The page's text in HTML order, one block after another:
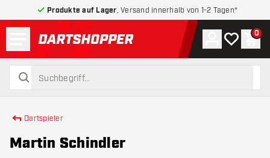
Produkte auf Lager , Versand innerhalb von 1-2 Tagen*
zurück zur Startseite
suchen
suchen
Konto
Meine 0
Dartspieler
Martin Schindler